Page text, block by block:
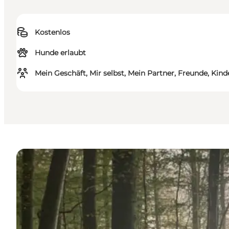
Kostenlos
Hunde erlaubt
Mein Geschäft, Mir selbst, Mein Partner, Freunde,